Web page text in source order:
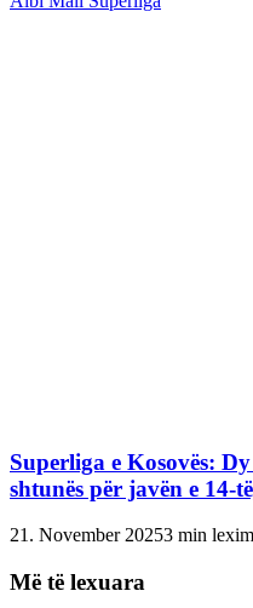
Superliga e Kosovës:
shtunës për javën e 14-
21. November 20253 min lexim
Më të lexuara